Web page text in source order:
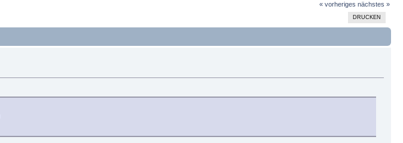
« vorheriges nächstes »
DRUCKEN